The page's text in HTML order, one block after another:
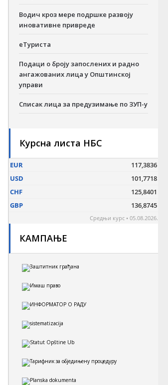
Водич кроз мере подршке развоју
иновативне привреде
еТуриста
Подаци о броју запослених и радно
ангажованих лица у Општинској
управи
Списак лица за предузимање по ЗУП-у
Курсна листа НБС
КАМПАЊЕ